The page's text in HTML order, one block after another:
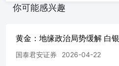
能力自行作出投资决定并自
容进行具体操作。 分析师
告内容独立、客观、公正。
其附属或联营公司的立场，
你可能感兴趣
黄金：地缘政治局势缓解 白
国泰君安证券 2026-04-22